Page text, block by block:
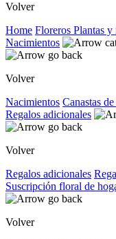
Volver
Home Floreros Plantas y
Nacimientos
Volver
Nacimientos Canastas
Regalos adicionales
Volver
Regalos adicionales
Suscripción floral de
Volver